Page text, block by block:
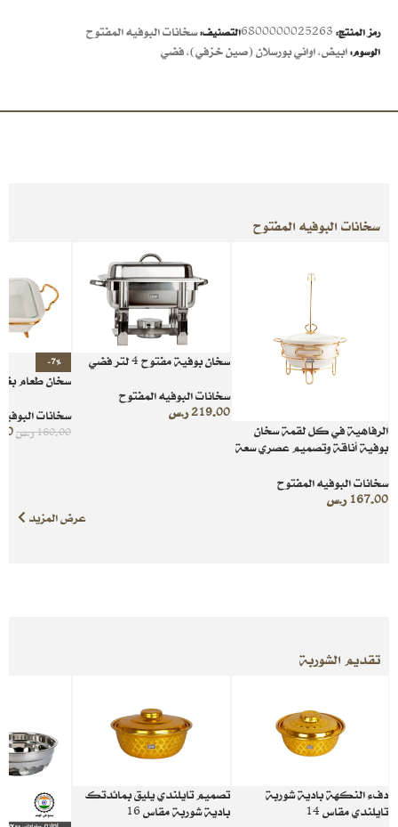
رمز المنتج: 6800000025263التصنيف:سخانات البوفيه المفتوح
الوسوم:ابيض,اواني بورسلان (صين خزفي),فضي
سخانات البوفيه المفتوح
الرفاهية في كل لقمة سخان
بوفية أناقة وتصميم عصري سعة
سخانات البوفيه المفتوح
167.00 ر.س
سخان بوفية مفتوح 4 لتر فضي
سخانات البوفيه المفتوح
219.00ر.س
-7%
سخان طعام
سخانات
160.00ر.س
عرض المزيد
تقديم الشوربة
دفء النكهة بادية شوربة
تايلندي مقاس 14
تصميم تايلندي يليق بمائدتك
بادية شوربة مقاس 16